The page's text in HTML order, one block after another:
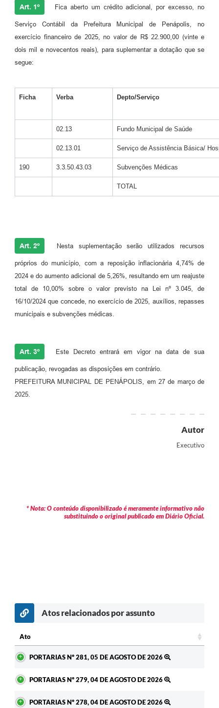
Art. 1º Fica aberto um crédito adicional, por excesso, no
Serviço Contábil da Prefeitura Municipal de Penápolis, no
exercício financeiro de 2025, no valor de R$ 22.900,00 (vinte e
dois mil e novecentos reais), para suplementar a dotação que se
segue:
Ficha Verba Depto/Serviço
02.13 Fundo Municipal de Saúde
02.13.01 Serviço de Assistência Básica/
190 3.3.50.43.03 Subvenções Médicas
TOTAL
Art. 2º Nesta suplementação serão utilizados recursos
próprios do município, com a reposição inflacionária 4,74% de
2024 e do aumento adicional de 5,26%, resultando em um reajuste
total de 10,00% sobre o valor previsto na Lei nº 3.045, de
16/10/2024 que concede, no exercício de 2025, auxílios, repasses
municipais e subvenções médicas.
Art. 3º Este Decreto entrará em vigor na data de sua
publicação, revogadas as disposições em contrário.
PREFEITURA MUNICIPAL DE PENÁPOLIS, em 27 de março de
2025.
Autor
Executivo
* Nota: O conteúdo disponibilizado é meramente informativo não
substituindo o original publicado em Diário Oficial.
Atos relacionados por assunto
Ato
PORTARIAS Nº 281, 05 DE AGOSTO DE 2026
PORTARIAS Nº 279, 04 DE AGOSTO DE 2026
PORTARIAS Nº 278, 04 DE AGOSTO DE 2026